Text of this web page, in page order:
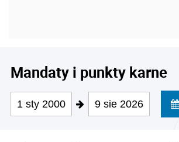
Mandaty i punkty karne
1 sty 2000 9 sie 2026